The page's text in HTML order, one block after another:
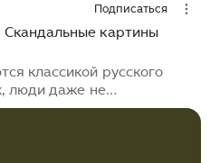
Подписаться
Скандальные картины
классикой русского
люди даже не
бушевали вокруг этих